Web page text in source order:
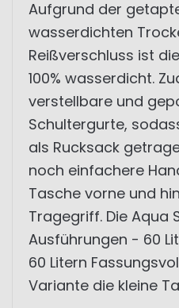
Aufgrund der
wasserdichten
Reißverschluss ist
100% wasserdicht.
verstellbare und
Schultergurte,
als Rucksack
noch einfachere
Tasche vorne und
Tragegriff. Die Aqua
Ausführungen - 60
60 Litern
Variante die kleine